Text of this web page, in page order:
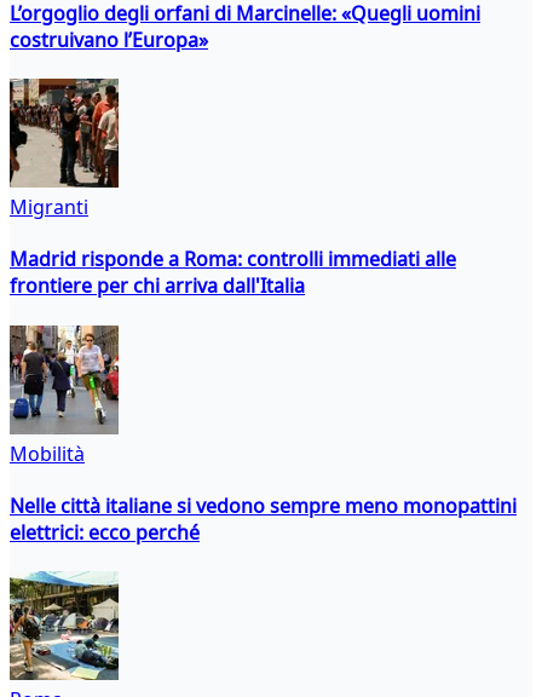
L’orgoglio degli orfani di Marcinelle: «Quegli uomini
costruivano l’Europa»
Migranti
Madrid risponde a Roma: controlli immediati alle
frontiere per chi arriva dall'Italia
Mobilità
Nelle città italiane si vedono sempre meno monopattini
elettrici: ecco perché